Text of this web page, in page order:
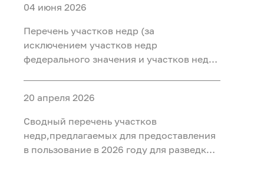
(9675)
04 июня 2026
Перечень участков недр (за
исключением участков недр
федерального значения и участков недр
полезных ископаемых, для
геологического изучения недр, разведки
и добычи полезных ископаемых,
осуществляемых по совмещенной
лицензии, или для разработки
20 апреля 2026
Сводный перечень участков
недр,предлагаемых для предоставления
в пользование в 2026 году для разведки